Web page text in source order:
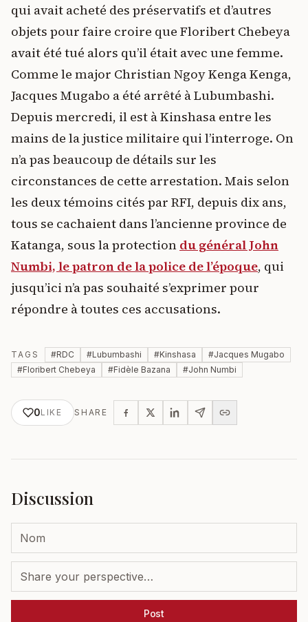
qui avait acheté des préservatifs et d’autres
objets pour faire croire que Floribert Chebeya
avait été tué alors qu’il était avec une femme.
Comme le major Christian Ngoy Kenga Kenga,
Jacques Mugabo a été arrêté à Lubumbashi.
Depuis mercredi, il est à Kinshasa entre les
mains de la justice militaire qui l’interroge. On
n’a pas beaucoup de détails sur les
circonstances de cette arrestation. Mais selon
les deux témoins cités par RFI, depuis dix ans,
tous se cachaient dans l’ancienne province de
Katanga, sous la protection du général John
Numbi, le patron de la police de l’époque, qui
jusqu’ici n’a pas souhaité s’exprimer pour
répondre à toutes ces accusations.
TAGS #RDC #Lubumbashi #Kinshasa #Jacques Mugabo
#Floribert Chebeya #Fidèle Bazana #John Numbi
0LIKE SHARE
Discussion
Post